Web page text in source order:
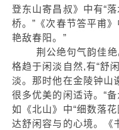
登东山寄昌叔》中有“
桥。”《次春节答平甫
艳敌春阳。”
荆公绝句气韵佳绝
格趋于闲淡自然,有“舒
淡。那时他在金陵钟山
很多优美的闲适诗。“
如《北山》中“细数落
达舒闲容与的心境。《